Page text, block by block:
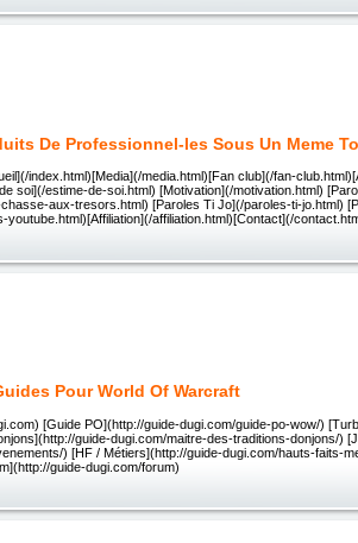
De Professionnel-les Sous Un Meme
index.html)[Media](/media.html)[Fan club](/fan-
soi](/estime-de-soi.html) [Motivation](/motivation.html)
aux-tresors.html) [Paroles Ti Jo](/paroles-ti-jo.html)
youtube.html)[Affiliation](/affiliation.html)[Contact](/
Pour World Of Warcraft
[Guide PO](http://guide-dugi.com/guide-po-wow/)
guide-dugi.com/maitre-des-traditions-donjons/)
) [HF / Métiers](http://guide-dugi.com/hauts-faits-
guide-dugi.com/forum)